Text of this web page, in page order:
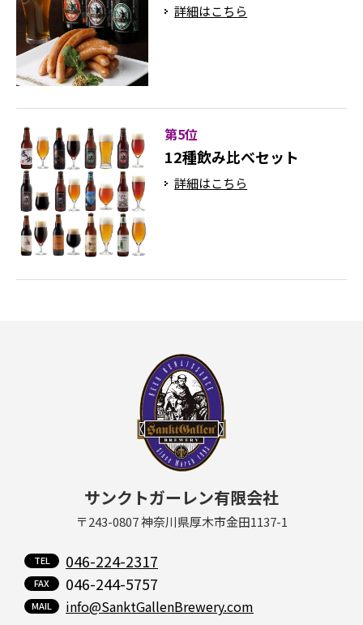
詳細はこちら
第5位
12種飲み比べセット
詳細はこちら
サンクトガーレン有限会社
〒243-0807 神奈川県厚木市金田1137-1
046-224-2317
046-244-5757
info@SanktGallenBrewery.com